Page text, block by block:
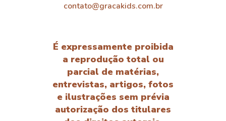
contato@gracakids.com.br
É expressamente proibida
a reprodução total ou
parcial de matérias,
entrevistas, artigos, fotos
e ilustrações sem prévia
autorização dos titulares